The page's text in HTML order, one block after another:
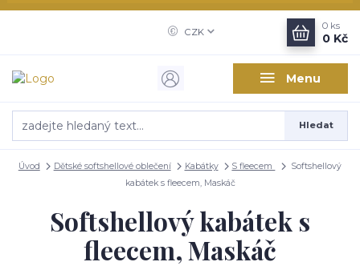
Menu
CZK
Hledat
0 ks
0 Kč
Úvod Dětské softshellové oblečení Kabátky S fleecem
Softshellový
kabátek s fleecem, Maskáč
Softshellový kabátek s
fleecem, Maskáč